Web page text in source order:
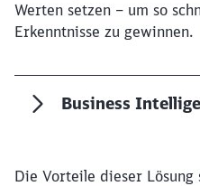
Werten setzen – um so
Erkenntnisse zu gewinnen.
Business
Die Vorteile dieser